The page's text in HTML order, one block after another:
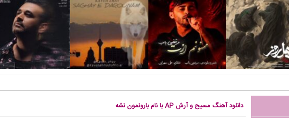
دانلود آهنگ مسیح و آرش AP با نام بارونمون نشه